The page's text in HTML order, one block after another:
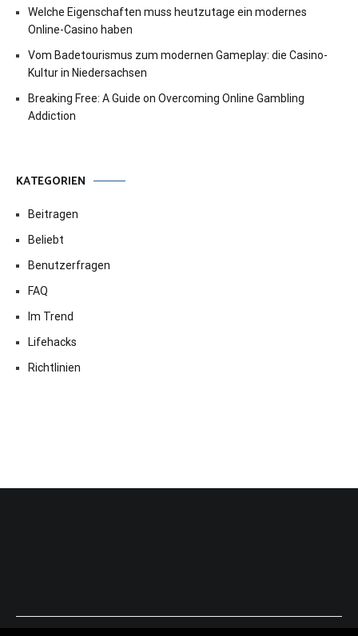
Welche Eigenschaften muss heutzutage ein modernes
Online-Casino haben
Vom Badetourismus zum modernen Gameplay: die Casino-
Kultur in Niedersachsen
Breaking Free: A Guide on Overcoming Online Gambling
Addiction
KATEGORIEN
Beitragen
Beliebt
Benutzerfragen
FAQ
Im Trend
Lifehacks
Richtlinien